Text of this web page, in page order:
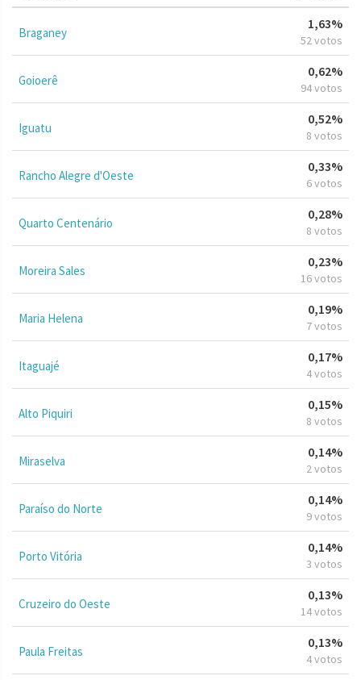
Braganey
1,63%
52 votos
Goioerê
0,62%
94 votos
Iguatu
0,52%
8 votos
Rancho Alegre d'Oeste
0,33%
6 votos
Quarto Centenário
0,28%
8 votos
Moreira Sales
0,23%
16 votos
Maria Helena
0,19%
7 votos
Itaguajé
0,17%
4 votos
Alto Piquiri
0,15%
8 votos
Miraselva
0,14%
2 votos
Paraíso do Norte
0,14%
9 votos
Porto Vitória
0,14%
3 votos
Cruzeiro do Oeste
0,13%
14 votos
Paula Freitas
0,13%
4 votos